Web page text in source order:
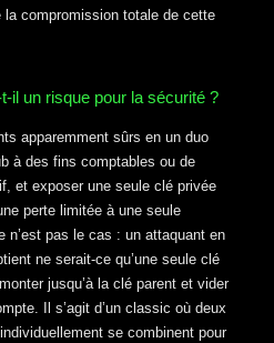
la compromission totale de cette
il un risque pour la sécurité ?
apparemment sûrs en un duo
à des fins comptables ou de
et exposer une seule clé privée
perte limitée à une seule
n’est pas le cas : un attaquant en
ne serait-ce qu’une seule clé
jusqu’à la clé parent et vider
Il s’agit d’un classic où deux
se combinent pour